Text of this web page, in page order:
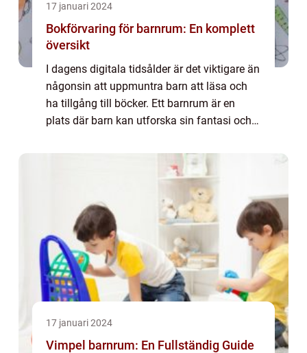
17 januari 2024
Bokförvaring för barnrum: En komplett
översikt
I dagens digitala tidsålder är det viktigare än
någonsin att uppmuntra barn att läsa och
ha tillgång till böcker. Ett barnrum är en
plats där barn kan utforska sin fantasi och
barnrum är bokförvaringen, som in...
17 januari 2024
Vimpel barnrum: En Fullständig Guide